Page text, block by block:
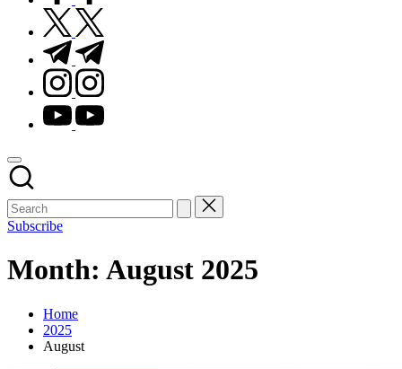
twitter.com
t.me
instagram.com
youtube.com
Subscribe
Month: August 2025
Home
2025
August